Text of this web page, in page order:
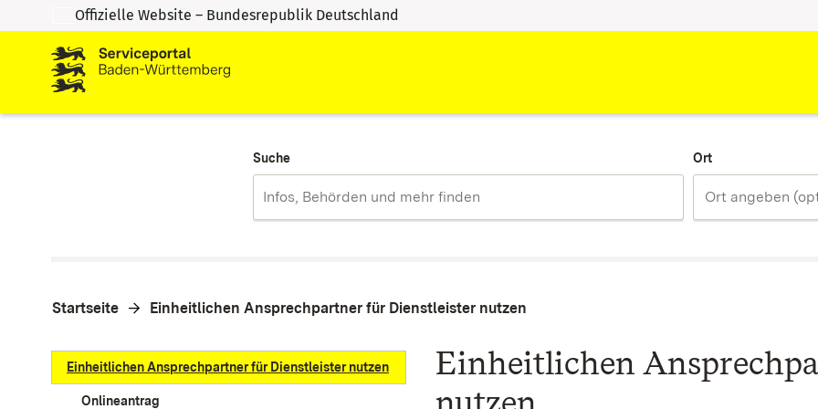
Zum Inhalt springen
Zur Suche springen
Offizielle Website – Bundesrepublik Deutschland
Suche Ort
Startseite Einheitlichen Ansprechpartner für Dienstleister nutzen
Einheitlichen Ansprechpartner für Dienstleister nutzen
Onlineantrag
Einheitlichen